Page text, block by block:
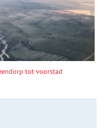
tot voorstad